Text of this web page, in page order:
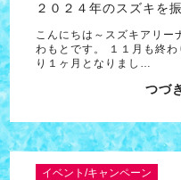
２０２４年のスズキを
こんにちは～スズキアリー
わもとです。 １１月も終わ
り１ヶ月となりまし…
つづ
イベント/キャンペーン